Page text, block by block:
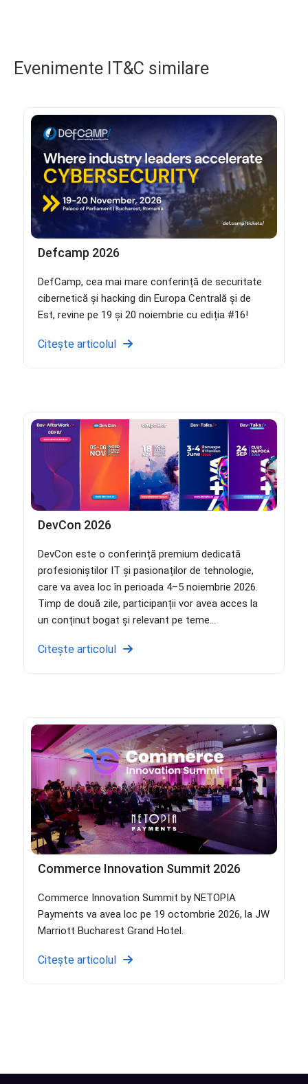
Evenimente IT&C similare
Defcamp 2026
DefCamp, cea mai mare conferință de securitate
cibernetică și hacking din Europa Centrală și de
Est, revine pe 19 și 20 noiembrie cu ediția #16!
Citește articolul
DevCon 2026
DevCon este o conferință premium dedicată
profesioniștilor IT și pasionaților de tehnologie,
care va avea loc în perioada 4–5 noiembrie 2026.
Timp de două zile, participanții vor avea acces la
un conținut bogat și relevant pe teme...
Citește articolul
Commerce Innovation Summit 2026
Commerce Innovation Summit by NETOPIA
Payments va avea loc pe 19 octombrie 2026, la JW
Marriott Bucharest Grand Hotel.
Citește articolul